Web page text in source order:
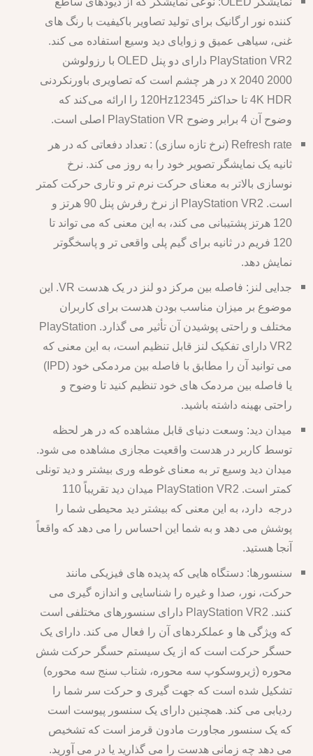
کننده نور ارگانیک برای تولید تصاویر باکیفیت با رنگ های
غنی، سیاهی عمیق و زوایای دید وسیع استفاده می کند.
PlayStation VR2 دارای دو پنل OLED با رزولوشن
2000 x 2040 در هر چشم است که تصاویری باورنکردنی
4K HDR تا حداکثر 120Hz12345 را ارائه می‌کند که
وضوح آن 4 برابر وضوح PlayStation VR اصلی است.
Refresh rate (نرخ تازه سازی) : تعداد دفعاتی که در هر
ثانیه یک نمایشگر تصویر خود را به روز می کند. نرخ
نوسازی بالاتر به معنای حرکت نرم تر و تاری حرکت کمتر
است. PlayStation VR2 از نرخ رفرش پنل 90 هرتز و
120 هرتز پشتیبانی می کند، به این معنی که می تواند تا
120 فریم در ثانیه برای گیم پلی واقعی تر و پاسخگوتر
نمایش دهد.
جدایی لنز: فاصله بین مرکز دو لنز در یک هدست VR. این
موضوع بر میزان مناسب بودن هدست برای کاربران
مختلف و راحتی پوشیدن آن تأثیر می گذارد. PlayStation
VR2 دارای تفکیک لنز قابل تنظیم است، به این معنی که
می توانید آن را مطابق با فاصله بین مردمکی خود (IPD)
یا فاصله بین مردمک های خود تنظیم کنید تا وضوح و
راحتی بهینه داشته باشید.
میدان دید: وسعت دنیای قابل مشاهده که در هر لحظه
توسط کاربر در هدست واقعیت مجازی مشاهده می شود.
میدان دید وسیع تر به معنای غوطه وری بیشتر و دید تونلی
کمتر است. PlayStation VR2 میدان دید تقریباً 110
درجه دارد، به این معنی که بیشتر دید محیطی شما را
پوشش می دهد و به شما این احساس را می دهد که واقعاً
آنجا هستید.
سنسورها: دستگاه هایی که پدیده های فیزیکی مانند
حرکت، نور، صدا و غیره را شناسایی و اندازه گیری می
کنند. PlayStation VR2 دارای سنسورهای مختلفی است
که ویژگی ها و عملکردهای آن را فعال می کند. دارای یک
حسگر حرکت است که از یک سیستم حسگر حرکت شش
محوره (ژیروسکوپ سه محوره، شتاب سنج سه محوره)
تشکیل شده است که جهت گیری و حرکت سر شما را
ردیابی می کند. همچنین دارای یک سنسور پیوست است
که یک سنسور مجاورت مادون قرمز است که تشخیص
می دهد چه زمانی هدست را می گذارید یا در می آورید.